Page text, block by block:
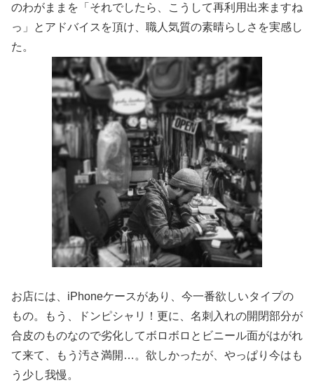
のわがままを「それでしたら、こうして再利用出来ますね
っ」とアドバイスを頂け、職人気質の素晴らしさを実感し
た。
お店には、iPhoneケースがあり、今一番欲しいタイプの
もの。もう、ドンピシャリ！更に、名刺入れの開閉部分が
合皮のものなので劣化してボロボロとビニール面がはがれ
て来て、もう汚さ満開…。欲しかったが、やっぱり今はも
う少し我慢。